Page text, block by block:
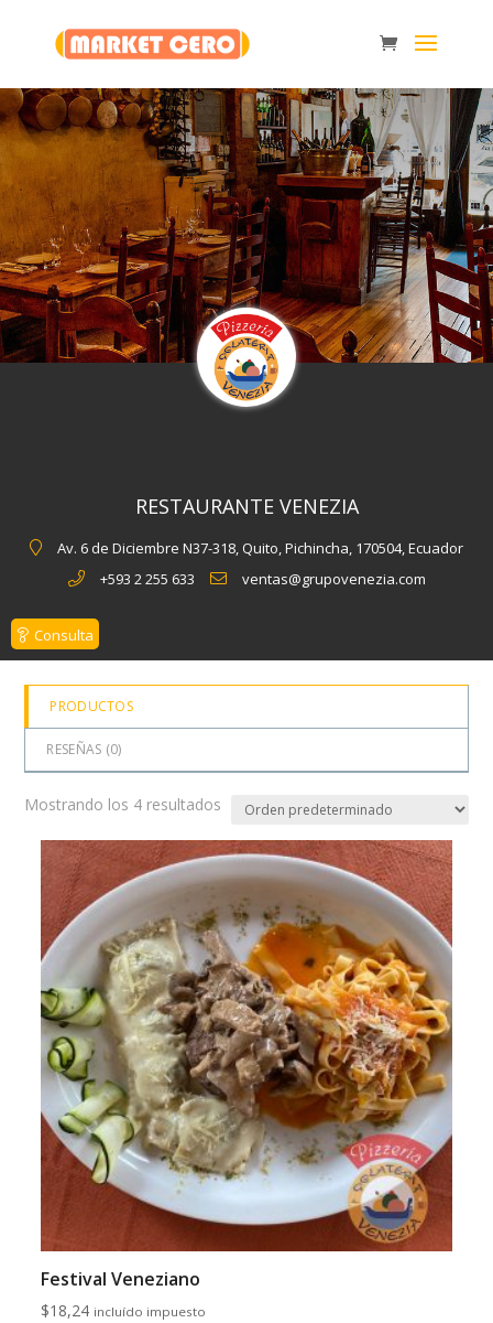
RESTAURANTE VENEZIA
Av. 6 de Diciembre N37-318, Quito, Pichincha, 170504, Ecuador
+593 2 255 633
ventas@grupovenezia.com
Consulta
PRODUCTOS
RESEÑAS (0)
Mostrando los 4 resultados
Festival Veneziano
$18,24 incluído impuesto